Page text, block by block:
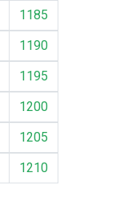
1185
1190
1195
1200
1205
1210